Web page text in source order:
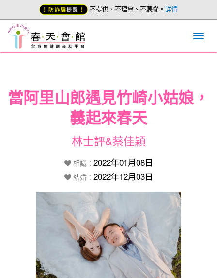
不提供、不理會、不聽從。 詳情
當阿里山郎遇見竹崎小姑娘，
義起來春天
林士評&蔡佳穎
相識： 2022年01月08日
結婚： 2022年12月03日